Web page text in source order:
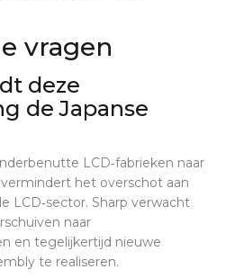
vragen
deze
de Japanse
LCD‑fabrieken naar
het overschot aan
LCD‑sector. Sharp verwacht
naar
en tegelijkertijd nieuwe
te realiseren.